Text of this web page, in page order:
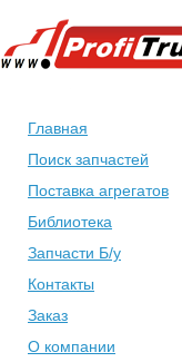
Главная
Поиск запчастей
Поставка агрегатов
Библиотека
Запчасти Б/у
Контакты
Заказ
О компании